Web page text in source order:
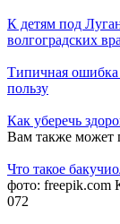
К детям под
волгоградских
Типичная ошибка
пользу
Как уберечь
Вам также может
Что такое
фото: freepik.com
072